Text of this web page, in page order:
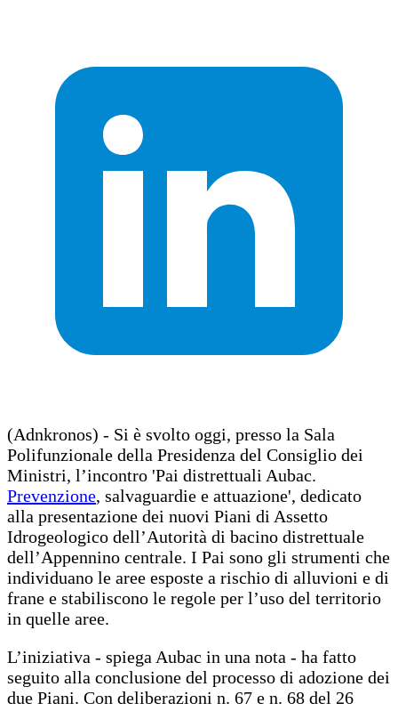
(Adnkronos) - Si è svolto oggi, presso la Sala
Polifunzionale della Presidenza del Consiglio dei
Ministri, l’incontro 'Pai distrettuali Aubac.
Prevenzione, salvaguardie e attuazione', dedicato
alla presentazione dei nuovi Piani di Assetto
Idrogeologico dell’Autorità di bacino distrettuale
dell’Appennino centrale. I Pai sono gli strumenti che
individuano le aree esposte a rischio di alluvioni e di
frane e stabiliscono le regole per l’uso del territorio
in quelle aree.
L’iniziativa - spiega Aubac in una nota - ha fatto
seguito alla conclusione del processo di adozione dei
due Piani. Con deliberazioni n. 67 e n. 68 del 26